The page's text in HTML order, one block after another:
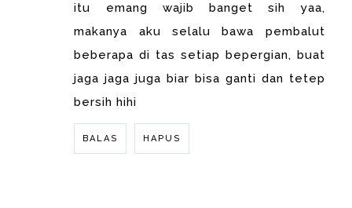
itu emang wajib banget sih yaa,
makanya aku selalu bawa pembalut
beberapa di tas setiap bepergian, buat
jaga jaga juga biar bisa ganti dan tetep
bersih hihi
BALAS HAPUS